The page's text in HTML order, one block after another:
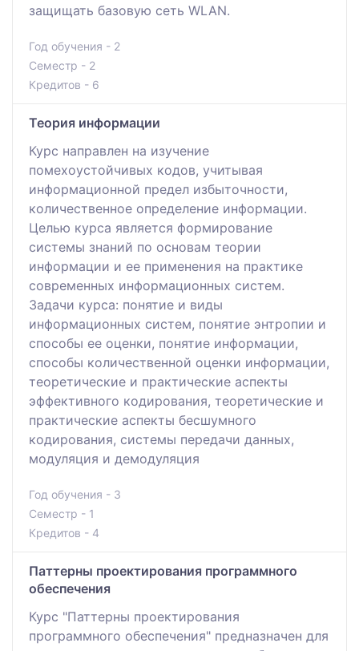
защищать базовую сеть WLAN.
Год обучения - 2
Семестр - 2
Кредитов - 6
Теория информации
Курс направлен на изучение
помехоустойчивых кодов, учитывая
информационной предел избыточности,
количественное определение информации.
Целью курса является формирование
системы знаний по основам теории
информации и ее применения на практике
современных информационных систем.
Задачи курса: понятие и виды
информационных систем, понятие энтропии и
способы ее оценки, понятие информации,
способы количественной оценки информации,
теоретические и практические аспекты
эффективного кодирования, теоретические и
практические аспекты бесшумного
кодирования, системы передачи данных,
модуляция и демодуляция
Год обучения - 3
Семестр - 1
Кредитов - 4
Паттерны проектирования программного
обеспечения
Курс "Паттерны проектирования
программного обеспечения" предназначен для